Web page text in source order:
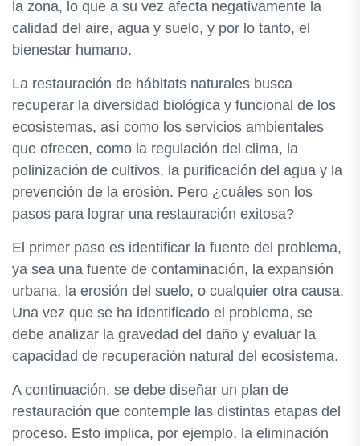
la zona, lo que a su vez afecta negativamente la
calidad del aire, agua y suelo, y por lo tanto, el
bienestar humano.
La restauración de hábitats naturales busca
recuperar la diversidad biológica y funcional de los
ecosistemas, así como los servicios ambientales
que ofrecen, como la regulación del clima, la
polinización de cultivos, la purificación del agua y la
prevención de la erosión. Pero ¿cuáles son los
pasos para lograr una restauración exitosa?
El primer paso es identificar la fuente del problema,
ya sea una fuente de contaminación, la expansión
urbana, la erosión del suelo, o cualquier otra causa.
Una vez que se ha identificado el problema, se
debe analizar la gravedad del daño y evaluar la
capacidad de recuperación natural del ecosistema.
A continuación, se debe diseñar un plan de
restauración que contemple las distintas etapas del
proceso. Esto implica, por ejemplo, la eliminación